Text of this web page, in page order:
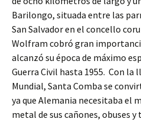
Barilongo, situada entre las
San Salvador en el concello
Wolfram cobró gran
alcanzó su época de máximo
Guerra Civil hasta 1955. Con la
Mundial, Santa Comba se
ya que Alemania necesitaba el
metal de sus cañones, obuses y